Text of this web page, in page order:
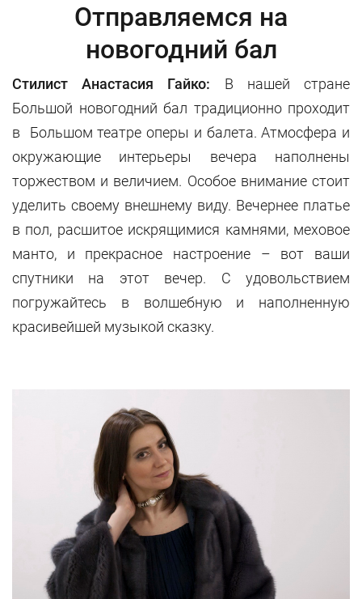
Отправляемся на
новогодний бал
Стилист Анастасия Гайко: В нашей стране
Большой новогодний бал традиционно проходит
в Большом театре оперы и балета. Атмосфера и
окружающие интерьеры вечера наполнены
торжеством и величием. Особое внимание стоит
уделить своему внешнему виду. Вечернее платье
в пол, расшитое искрящимися камнями, меховое
манто, и прекрасное настроение – вот ваши
спутники на этот вечер. С удовольствием
погружайтесь в волшебную и наполненную
красивейшей музыкой сказку.